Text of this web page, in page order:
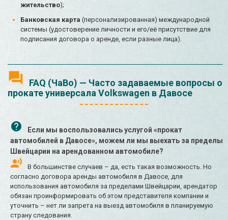
жительство);
Банковская карта (персонализированная) международной
системы (удостоверение личности и его/её присутствие для
подписания договора о аренде, если разные лица).
FAQ (ЧаВо) — Часто задаваемые вопросы о
прокате универсала Volkswagen в Давосе
Если мы воспользовались услугой «прокат
автомобилей в Давосе», можем ли мы выехать за пределы
Швейцарии на арендованном автомобиле?
В большинстве случаев – да, есть такая возможность. Но
согласно договора аренды автомобиля в Давосе, для
использования автомобиля за пределами Швейцарии, арендатор
обязан проинформировать об этом представителя компании и
уточнить – нет ли запрета на выезд автомобиля в планируемую
страну следования.